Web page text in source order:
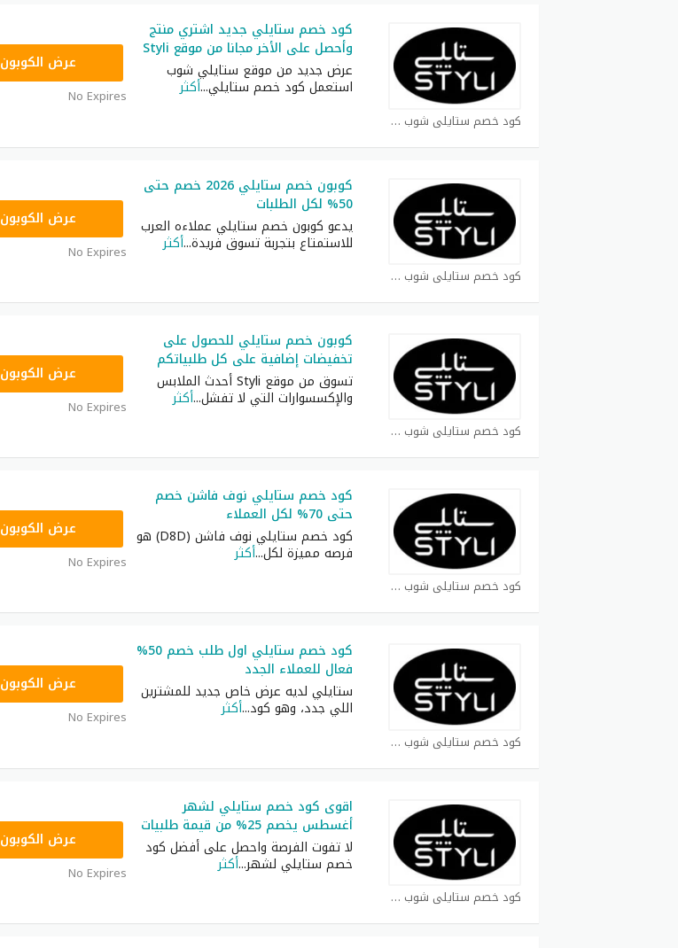
كود خصم ستايلي شوب كوبون
كود خصم ستايلي جديد اشتري منتج
وأحصل على الأخر مجانا من موقع Styli
عرض جديد من موقع ستايلي شوب
استعمل كود خصم ستايلي...أكثر
عرض الكوبون
No Expires
كود خصم ستايلي شوب كوبون
كوبون خصم ستايلي 2026 خصم حتى
50% لكل الطلبات
يدعو كوبون خصم ستايلي عملاءه العرب
للاستمتاع بتجربة تسوق فريدة...أكثر
عرض الكوبون
No Expires
كود خصم ستايلي شوب كوبون
كوبون خصم ستايلي للحصول على
تخفيضات إضافية على كل طلبياتكم
تسوق من موقع Styli أحدث الملابس
والإكسسوارات التي لا تفشل...أكثر
عرض الكوبون
No Expires
كود خصم ستايلي شوب كوبون
كود خصم ستايلي نوف فاشن خصم
حتى 70% لكل العملاء
كود خصم ستايلي نوف فاشن (D8D) هو
فرصه مميزة لكل...أكثر
عرض الكوبون
No Expires
كود خصم ستايلي شوب كوبون
كود خصم ستايلي اول طلب خصم 50%
فعال للعملاء الجدد
ستايلي لديه عرض خاص جديد للمشترين
اللي جدد، وهو كود...أكثر
عرض الكوبون
No Expires
كود خصم ستايلي شوب كوبون
اقوى كود خصم ستايلي لشهر
أغسطس يخصم 25% من قيمة طلبيات
لا تفوت الفرصة واحصل على أفضل كود
خصم ستايلي لشهر...أكثر
عرض الكوبون
No Expires